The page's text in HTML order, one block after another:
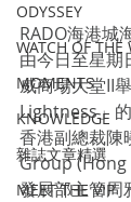
ODYSSEY
WATCH OF THE
MOMENTS
KNOWLEDGE
雜誌文章精選
MEET THE VIP
RADO海港城
由今日至星期
威商場大堂II
Lightness」
香港副總裁陳
Group (Hong
發展部主管周